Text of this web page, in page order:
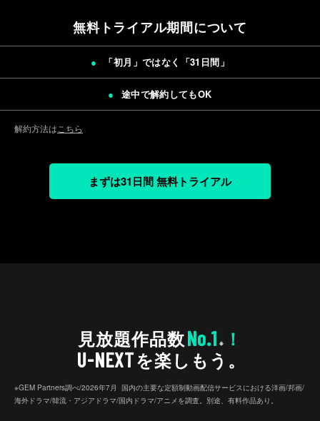
無料トライアル期間について
「初月」ではなく「31日間 」
途中で解約してもOK
解約方法は こちら
まずは31日間 無料トライアル
見放題作品数No.1 ※
！
U-NEXTを楽しもう。
※GEM Partners調べ/2026年7⽉ 国内の主要な定額制動画配信サービスにおける洋画/邦画/
海外ドラマ/韓流・アジアドラマ/国内ドラマ/アニメを調査。別途、有料作品あり。